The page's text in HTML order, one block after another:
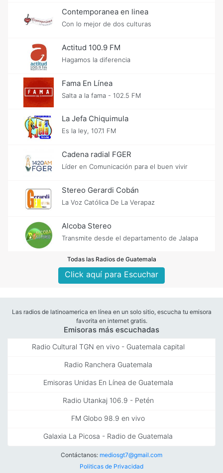
Contemporanea en linea
Con lo mejor de dos culturas
Actitud 100.9 FM
Hagamos la diferencia
Fama En Línea
Salta a la fama - 102.5 FM
La Jefa Chiquimula
Es la ley, 107.1 FM
Cadena radial FGER
Líder en Comunicación para el buen vivir
Stereo Gerardi Cobán
La Voz Católica De La Verapaz
Alcoba Stereo
Transmite desde el departamento de Jalapa
Todas las Radios de Guatemala
Click aquí para Escuchar
Las radios de latinoamerica en línea en un solo sitio, escucha tu emisora
favorita en internet gratis.
Emisoras más escuchadas
Radio Cultural TGN en vivo - Guatemala capital
Radio Ranchera Guatemala
Emisoras Unidas En Línea de Guatemala
Radio Utankaj 106.9 - Petén
FM Globo 98.9 en vivo
Galaxia La Picosa - Radio de Guatemala
Contáctanos: mediosgt7@gmail.com
Politicas de Privacidad